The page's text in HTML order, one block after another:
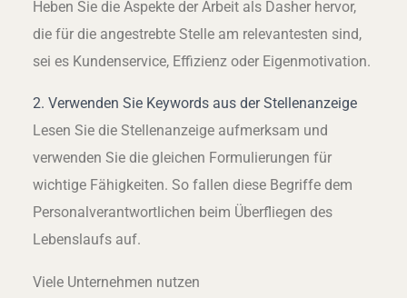
Heben Sie die Aspekte der Arbeit als Dasher hervor,
die für die angestrebte Stelle am relevantesten sind,
sei es Kundenservice, Effizienz oder Eigenmotivation.
2. Verwenden Sie Keywords aus der Stellenanzeige
Lesen Sie die Stellenanzeige aufmerksam und
verwenden Sie die gleichen Formulierungen für
wichtige Fähigkeiten. So fallen diese Begriffe dem
Personalverantwortlichen beim Überfliegen des
Lebenslaufs auf.
Viele Unternehmen nutzen